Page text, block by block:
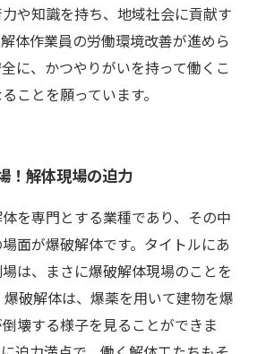
や知識を持ち、地域社会に貢献す
体作業員の労働環境改善が進めら
に、かつやりがいを持って働くこ
ことを願っています。
！解体現場の迫力
を専門とする業種であり、その中
面が爆破解体です。タイトルにあ
は、まさに爆破解体現場のことを
破解体は、爆薬を用いて建物を爆
壊する様子を見ることができま